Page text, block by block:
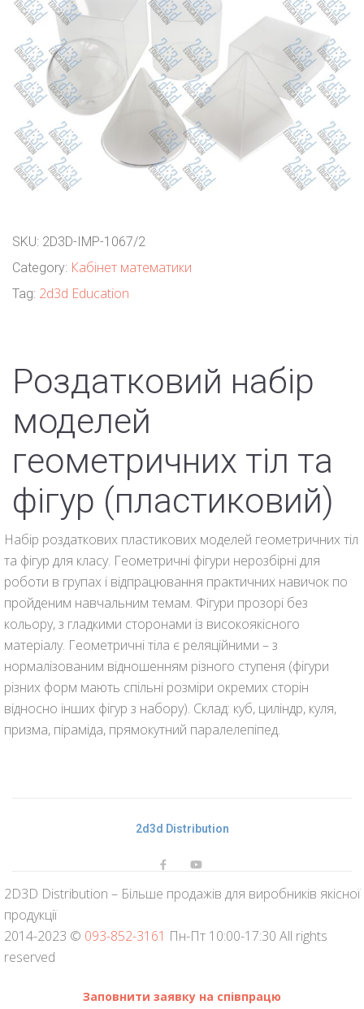
SKU: 2D3D-IMP-1067/2
Category: Кабінет математики
Tag: 2d3d Education
Роздатковий набір
моделей
геометричних тіл та
фігур (пластиковий)
Набір роздаткових пластикових моделей геометричних тіл
та фігур для класу. Геометричні фігури нерозбірні для
роботи в групах і відпрацювання практичних навичок по
пройденим навчальним темам. Фігури прозорі без
кольору, з гладкими сторонами із високоякісного
матеріалу. Геометричні тіла є реляційними – з
нормалізованим відношенням різного ступеня (фігури
різних форм мають спільні розміри окремих сторін
відносно інших фігур з набору). Склад: куб, циліндр, куля,
призма, піраміда, прямокутний паралелепіпед.
2d3d Distribution
2D3D Distribution – Більше продажів для виробників якісної
продукції
2014-2023 © 093-852-3161 Пн-Пт 10:00-17:30 All rights
reserved
Заповнити заявку на співпрацю